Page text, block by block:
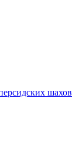
шахов